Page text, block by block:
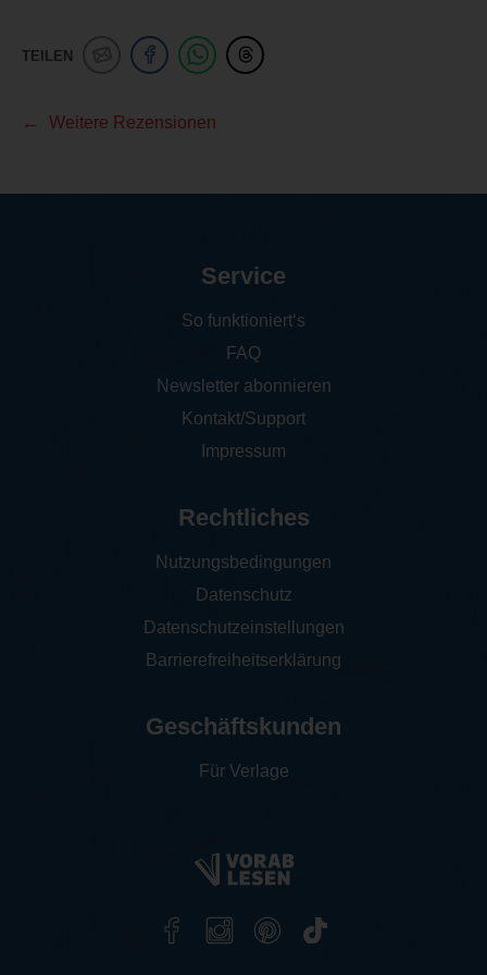
TEILEN
Weitere Rezensionen
Service
So funktioniert‘s
FAQ
Newsletter abonnieren
Kontakt/Support
Impressum
Rechtliches
Nutzungsbedingungen
Datenschutz
Datenschutzeinstellungen
Barrierefreiheitserklärung
Geschäftskunden
Für Verlage